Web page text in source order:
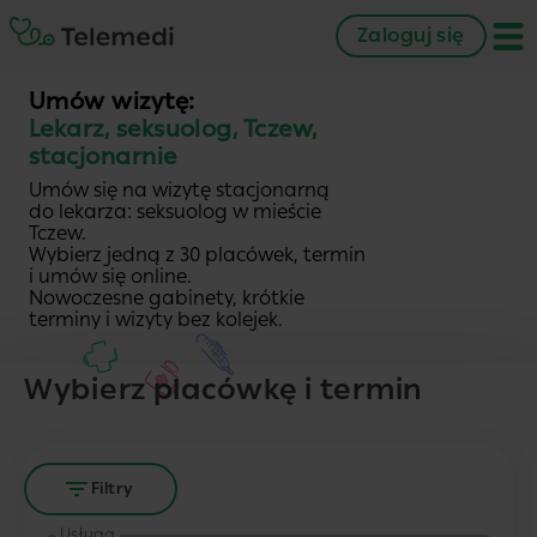
Zaloguj się
Umów wizytę:
Lekarz, seksuolog, Tczew,
stacjonarnie
Umów się na wizytę stacjonarną
do lekarza: seksuolog w mieście
Tczew.
Wybierz jedną z 30 placówek, termin
i umów się online.
Nowoczesne gabinety, krótkie
terminy i wizyty bez kolejek.
Wybierz placówkę i termin
Filtry